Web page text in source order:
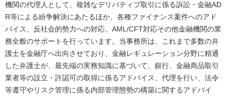
機関の代理人として、複雑なデリバティブ取引に係る訴訟・金融AD
R等による紛争解決にあたるほか、各種ファイナンス案件へのアド
バイス、反社会的勢力への対応、AML/CFT対応その他金融機関の業
務全般のサポートを行っています。当事務所は、これまで多数の弁
護士を金融庁へ出向させており、金融レギュレーション分野に精通
した弁護士が、最先端の実務知識に基づいて、銀行、金融商品取引
業者等の設立・許認可の取得に係るアドバイス、代理を行い、法令
等遵守やリスク管理に係る内部管理態勢の構築に関するアドバイ